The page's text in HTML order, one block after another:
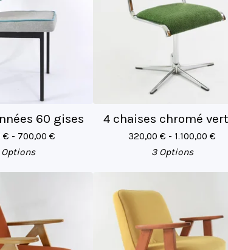
60 gises
€ - 700,00 €
Options
4 chaises chromé
320,00 € - 1.100,00 €
3 Options